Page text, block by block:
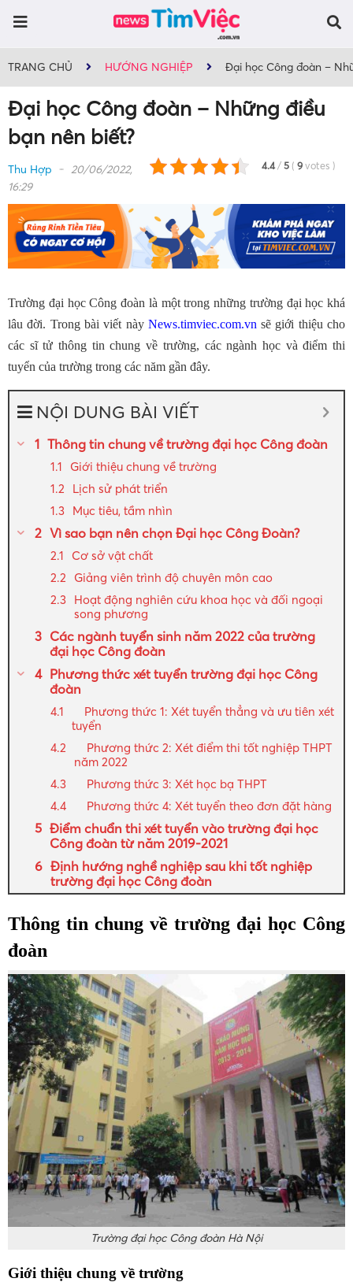
TRANG CHỦ HƯỚNG NGHIỆP Đại học Công đoàn –
Đại học Công đoàn – Những điều
bạn nên biết?
4.4 / 5 ( 9 votes )
Thu Hợp
20/06/2022,
16:29
Trường đại học Công đoàn là một trong những trường đại học khá
lâu đời. Trong bài viết này News.timviec.com.vn sẽ giới thiệu cho
các sĩ tử thông tin chung về trường, các ngành học và điểm thi
tuyển của trường trong các năm gần đây.
NỘI DUNG BÀI VIẾT
Thông tin chung về trường đại học Công đoàn
Giới thiệu chung về trường
Lịch sử phát triển
Mục tiêu, tầm nhìn
Vì sao bạn nên chọn Đại học Công Đoàn?
Cơ sở vật chất
Giảng viên trình độ chuyên môn cao
Hoạt động nghiên cứu khoa học và đối ngoại
song phương
Các ngành tuyển sinh năm 2022 của trường
đại học Công đoàn
Phương thức xét tuyển trường đại học Công
đoàn
Phương thức 1: Xét tuyển thẳng và ưu tiên xét
tuyển
Phương thức 2: Xét điểm thi tốt nghiệp THPT
năm 2022
Phương thức 3: Xét học bạ THPT
Phương thức 4: Xét tuyển theo đơn đặt hàng
Điểm chuẩn thi xét tuyển vào trường đại học
Công đoàn từ năm 2019-2021
Định hướng nghề nghiệp sau khi tốt nghiệp
trường đại học Công đoàn
Thông tin chung về trường đại học Công
đoàn
Trường đại học Công đoàn Hà Nội
Giới thiệu chung về trường